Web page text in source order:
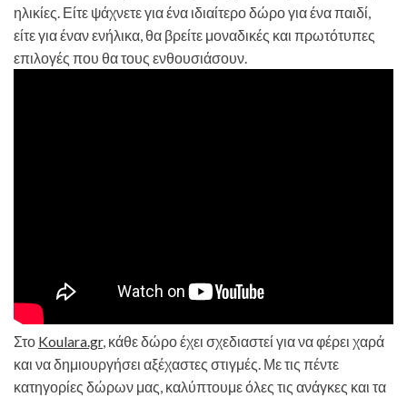
ηλικίες. Είτε ψάχνετε για ένα ιδιαίτερο δώρο για ένα παιδί,
είτε για έναν ενήλικα, θα βρείτε μοναδικές και πρωτότυπες
επιλογές που θα τους ενθουσιάσουν.
Στο Koulara.gr, κάθε δώρο έχει σχεδιαστεί για να φέρει χαρά
και να δημιουργήσει αξέχαστες στιγμές. Με τις πέντε
κατηγορίες δώρων μας, καλύπτουμε όλες τις ανάγκες και τα